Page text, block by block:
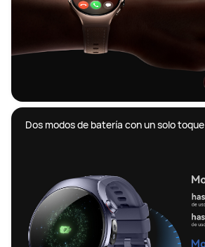
Dos modos de batería con un solo toque